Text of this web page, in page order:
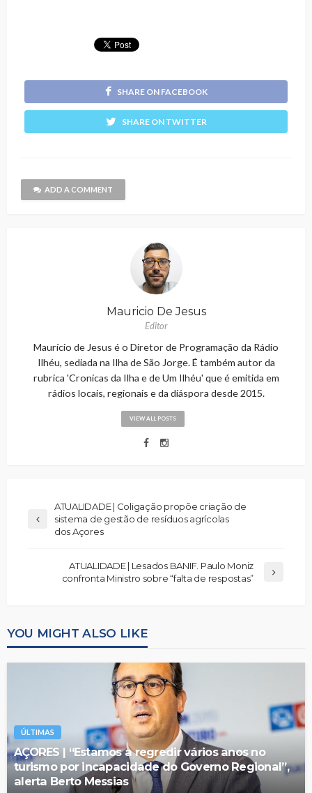
SHARE ON FACEBOOK
SHARE ON TWITTER
ADD A COMMENT
Mauricio De Jesus
Editor
Maurício de Jesus é o Diretor de Programação da Rádio
Ilhéu, sediada na Ilha de São Jorge. É também autor da
rubrica 'Cronicas da Ilha e de Um Ilhéu' que é emitida em
rádios locais, regionais e da diáspora desde 2015.
VIEW ALL POSTS
ATUALIDADE | Coligação propõe criação de
sistema de gestão de resíduos agrícolas
dos Açores
ATUALIDADE | Lesados BANIF. Paulo Moniz
confronta Ministro sobre “falta de respostas”
YOU MIGHT ALSO LIKE
ÚLTIMAS
AÇORES | “Estamos a regredir vários anos no
turismo por incapacidade do Governo Regional”,
alerta Berto Messias